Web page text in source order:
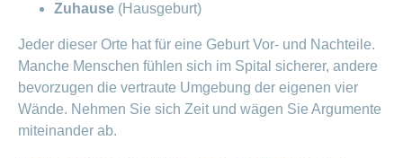
Zuhause (Hausgeburt)
Jeder dieser Orte hat für eine Geburt Vor- und Nachteile.
Manche Menschen fühlen sich im Spital sicherer, andere
bevorzugen die vertraute Umgebung der eigenen vier
Wände. Nehmen Sie sich Zeit und wägen Sie Argumente
miteinander ab.